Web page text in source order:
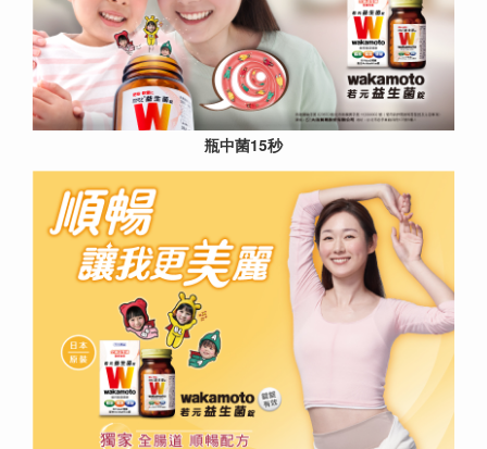
瓶中菌15秒